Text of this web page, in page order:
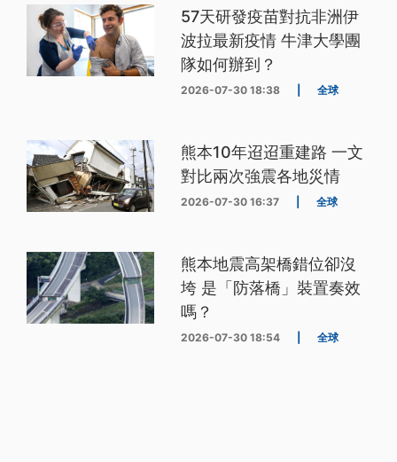
57天研發疫苗對抗非洲伊
波拉最新疫情 牛津大學團
隊如何辦到？
2026-07-30 18:38 全球
熊本10年迢迢重建路 一文
對比兩次強震各地災情
2026-07-30 16:37 全球
熊本地震高架橋錯位卻沒
垮 是「防落橋」裝置奏效
嗎？
2026-07-30 18:54 全球